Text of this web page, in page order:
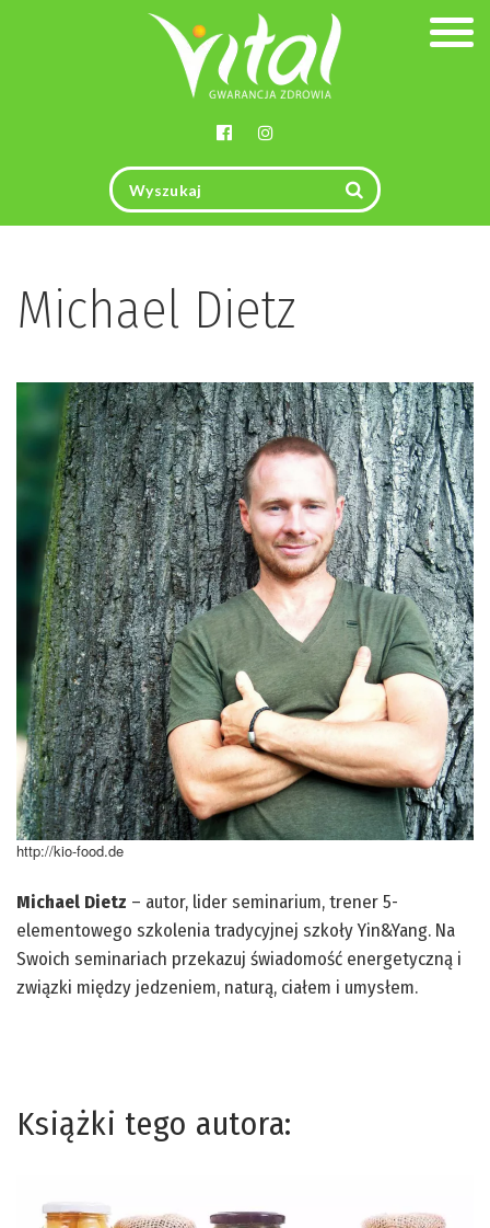
Michael Dietz
http://kio-food.de
Michael Dietz – autor, lider seminarium, trener 5-
elementowego szkolenia tradycyjnej szkoły Yin&Yang. Na
Swoich seminariach przekazuj świadomość energetyczną i
związki między jedzeniem, naturą, ciałem i umysłem.
Książki tego autora: